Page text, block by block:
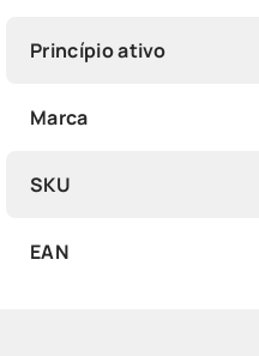
Princípio ativo
Marca
SKU
EAN